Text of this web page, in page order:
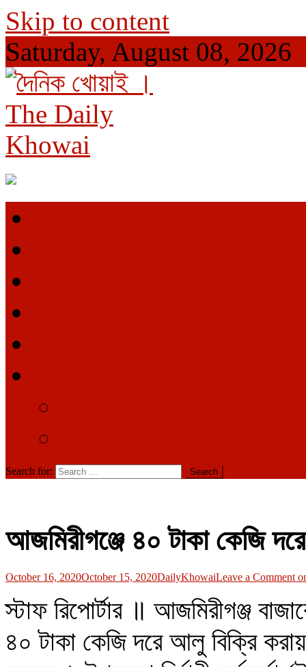
Skip to content
Saturday, August 08, 2026
দৈনিক খোয়াই । The Daily Khowai
Official Newspaper
Search for:
আজমিরীগঞ্জে ৪০ টাকা কেজি
October 16, 2020October 15, 2020DailyKhowaiLeave a Comment
স্টাফ রিপোর্টার ॥ আজমিরীগঞ্জ
৪০ টাকা কেজি দরে আলু বিক্রি